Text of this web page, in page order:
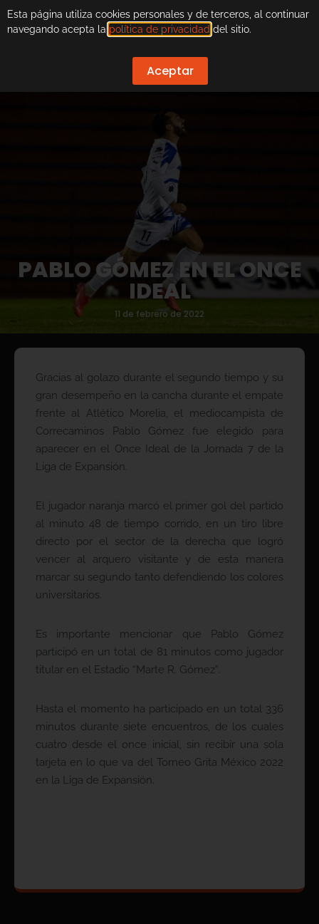
PABLO GÓMEZ EN EL ONCE
IDEAL
11 de febrero de 2022
Gracias al golazo durante el segundo tiempo y su
gran desempeño en la cancha durante el empate
frente al Atlético Morelia, el mediocampista de
Correcaminos Pablo Gómez fue elegido para
aparecer en el Once Ideal de la Jornada 7 de la
Liga de Expansión.
El jugador naranja marcó el primer gol del partido
al minuto 48 de tiempo corrido, en un tiro libre
directo por el sector de la derecha que logró
vencer al arquero visitante y de esta manera
marcar su segundo tanto defendiendo los colores
universitarios.
Es importante mencionar que Pablo Gómez
participó en un total de 81 minutos como jugador
titular en el Estadio “Marte R. Gómez”.
Hasta el momento ha participado en un total 336
minutos durante siete encuentros, de los cuales
cuatro desde el once inicial, sin recibir una sola
tarjeta en lo que va del Torneo Grita México 2022
en la Liga de Expansión.
Esta página utiliza cookies personales y de terceros, al continuar
navegando acepta la política de privacidad del sitio.
Aceptar